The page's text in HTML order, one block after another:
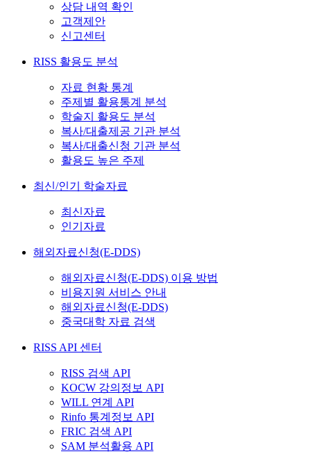
상담 내역 확인
고객제안
신고센터
RISS 활용도 분석
자료 현황 통계
주제별 활용통계 분석
학술지 활용도 분석
복사/대출제공 기관 분석
복사/대출신청 기관 분석
활용도 높은 주제
최신/인기 학술자료
최신자료
인기자료
해외자료신청(E-DDS)
해외자료신청(E-DDS) 이용 방법
비용지원 서비스 안내
해외자료신청(E-DDS)
중국대학 자료 검색
RISS API 센터
RISS 검색 API
KOCW 강의정보 API
WILL 연계 API
Rinfo 통계정보 API
FRIC 검색 API
SAM 분석활용 API